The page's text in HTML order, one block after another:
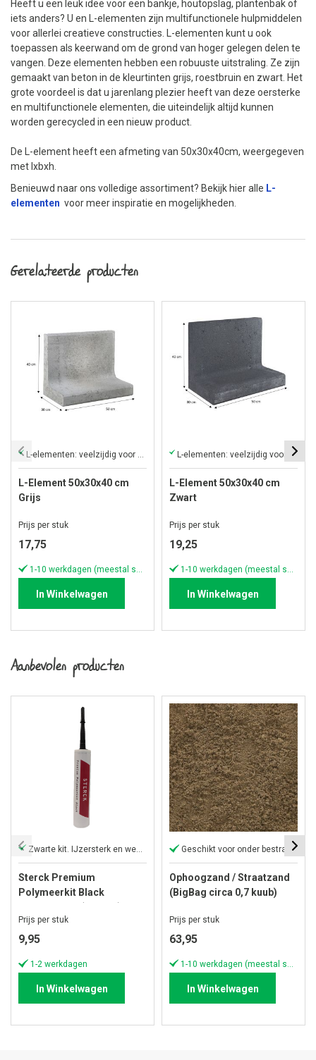
Heeft u een leuk idee voor een bankje, houtopslag, plantenbak of
iets anders? U en L-elementen zijn multifunctionele hulpmiddelen
voor allerlei creatieve constructies. L-elementen kunt u ook
toepassen als keerwand om de grond van hoger gelegen delen te
vangen. Deze elementen hebben een robuuste uitstraling. Ze zijn
gemaakt van beton in de kleurtinten grijs, roestbruin en zwart. Het
grote voordeel is dat u jarenlang plezier heeft van deze oersterke
en multifunctionele elementen, die uiteindelijk altijd kunnen
worden gerecycled in een nieuw product.
De L-element heeft een afmeting van 50x30x40cm, weergegeven
met lxbxh.
Benieuwd naar ons volledige assortiment? Bekijk hier alle L-
elementen voor meer inspiratie en mogelijkheden.
Gerelateerde producten
L-elementen: veelzijdig voor creatieve constructies
L-Element 50x30x40 cm
Grijs
Prijs per stuk
17,75
In Winkelwagen
L-elementen: veelzijdig voor creatieve constructies
L-Element 50x30x40 cm
Zwart
Prijs per stuk
19,25
In Winkelwagen
Aanbevolen producten
Zwarte kit. IJzersterk en weerbestendig
Sterck Premium
Polymeerkit Black
Prijs per stuk
9,95
1-2 werkdagen
In Winkelwagen
Geschikt voor onder bestrating
Ophoogzand / Straatzand
(BigBag circa 0,7 kuub)
Prijs per stuk
63,95
In Winkelwagen